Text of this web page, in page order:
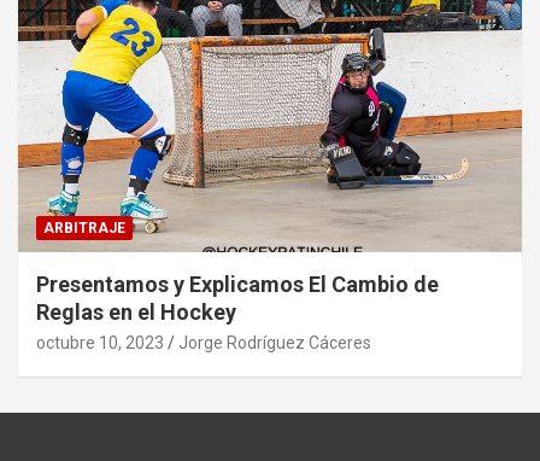
ARBITRAJE
Presentamos y Explicamos El Cambio de
Reglas en el Hockey
octubre 10, 2023 Jorge Rodríguez Cáceres